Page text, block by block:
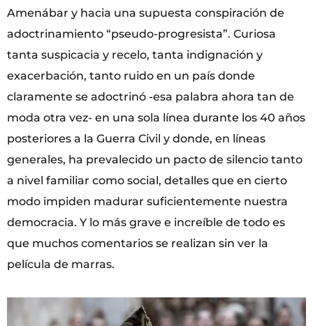
Amenábar y hacia una supuesta conspiración de
adoctrinamiento “pseudo-progresista”. Curiosa
tanta suspicacia y recelo, tanta indignación y
exacerbación, tanto ruido en un país donde
claramente se adoctrinó -esa palabra ahora tan de
moda otra vez- en una sola línea durante los 40 años
posteriores a la Guerra Civil y donde, en líneas
generales, ha prevalecido un pacto de silencio tanto
a nivel familiar como social, detalles que en cierto
modo impiden madurar suficientemente nuestra
democracia. Y lo más grave e increíble de todo es
que muchos comentarios se realizan sin ver la
película de marras.